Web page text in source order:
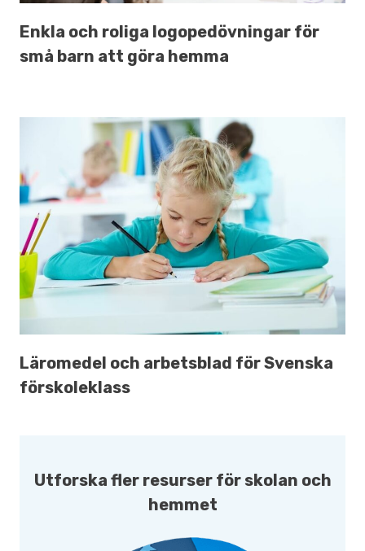
Enkla och roliga logopedövningar för
små barn att göra hemma
Läromedel och arbetsblad för Svenska
förskoleklass
Utforska fler resurser för skolan och
hemmet